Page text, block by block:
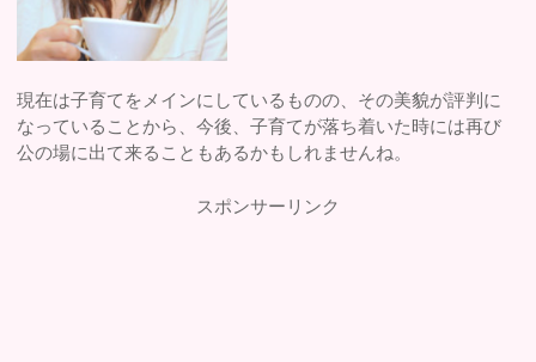
現在は子育てをメインにしているものの、その美貌が評判に
なっていることから、今後、子育てが落ち着いた時には再び
公の場に出て来ることもあるかもしれませんね。
スポンサーリンク